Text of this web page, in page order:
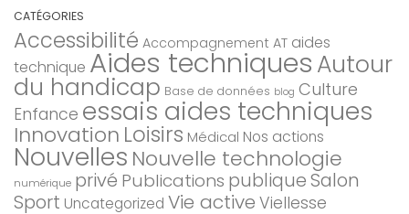
CATÉGORIES
Accessibilité Accompagnement AT aides
technique Aides techniquesAutour
du handicap Base de données blog Culture
Enfance essais aides techniques
Innovation Loisirs Médical Nos actions
Nouvelles Nouvelle technologie
numérique privé Publications publiqueSalon
Sport Uncategorized Vie active Viellesse